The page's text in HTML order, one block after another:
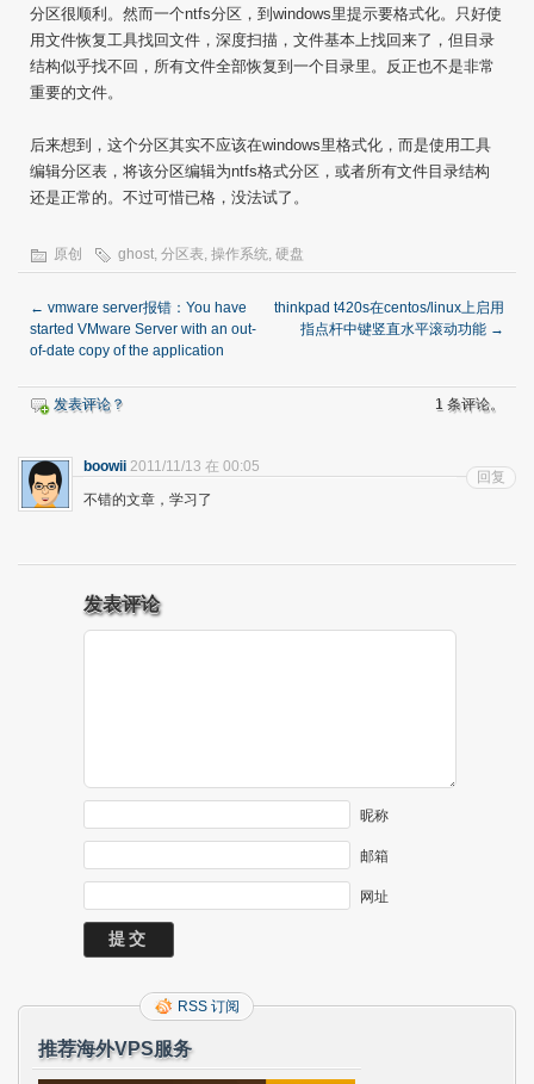
分区很顺利。然而一个ntfs分区，到windows里提示要格式化。只好使
用文件恢复工具找回文件，深度扫描，文件基本上找回来了，但目录
结构似乎找不回，所有文件全部恢复到一个目录里。反正也不是非常
重要的文件。
后来想到，这个分区其实不应该在windows里格式化，而是使用工具
编辑分区表，将该分区编辑为ntfs格式分区，或者所有文件目录结构
还是正常的。不过可惜已格，没法试了。
原创 ghost, 分区表, 操作系统, 硬盘
← vmware server报错：You have
started VMware Server with an out-
of-date copy of the application
thinkpad t420s在centos/linux上启用
指点杆中键竖直水平滚动功能 →
发表评论？ 1 条评论。
boowii 2011/11/13 在 00:05
不错的文章，学习了
回复
发表评论
昵称
邮箱
网址
RSS 订阅
推荐海外VPS服务